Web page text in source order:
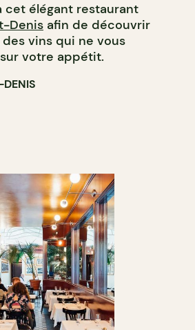
cet élégant restaurant
Denis afin de découvrir
vins qui ne vous
votre appétit.